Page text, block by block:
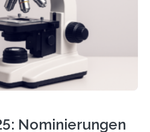
unter 40 Jahren. Geehrt
Doktorarbeit oder eine
Publikation zum Thema
Nominierungen